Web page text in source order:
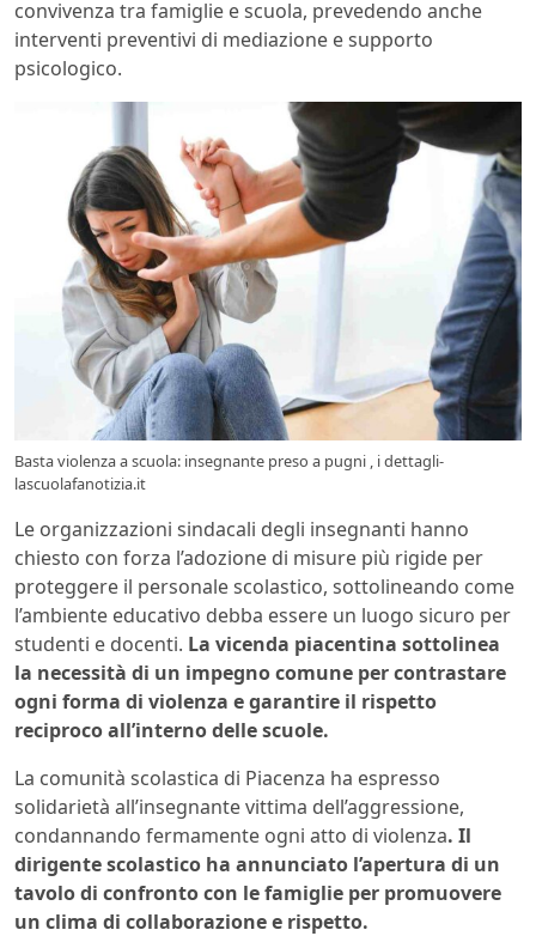
convivenza tra famiglie e scuola, prevedendo anche
interventi preventivi di mediazione e supporto
psicologico.
Basta violenza a scuola: insegnante preso a pugni , i dettagli-
lascuolafanotizia.it
Le organizzazioni sindacali degli insegnanti hanno
chiesto con forza l’adozione di misure più rigide per
proteggere il personale scolastico, sottolineando come
l’ambiente educativo debba essere un luogo sicuro per
studenti e docenti. La vicenda piacentina sottolinea
la necessità di un impegno comune per contrastare
ogni forma di violenza e garantire il rispetto
reciproco all’interno delle scuole.
La comunità scolastica di Piacenza ha espresso
solidarietà all’insegnante vittima dell’aggressione,
condannando fermamente ogni atto di violenza. Il
dirigente scolastico ha annunciato l’apertura di un
tavolo di confronto con le famiglie per promuovere
un clima di collaborazione e rispetto.